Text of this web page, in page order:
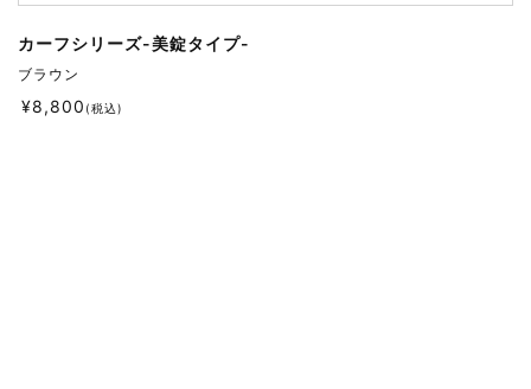
カーフシリーズ-美錠タイプ-
ブラウン
¥8,800